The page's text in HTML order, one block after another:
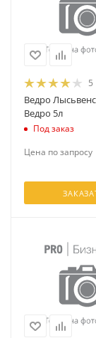
5
Ведро
Ведро 5л
Под заказ
Цена по запросу